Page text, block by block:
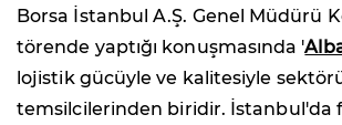
Borsa İstanbul A.Ş. Genel Müdürü
törende yaptığı konuşmasında '
lojistik gücüyle ve kalitesiyle
temsilcilerinden biridir. İstanbul'da